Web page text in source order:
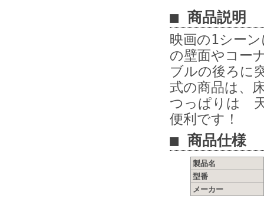
■ 商品説明
映画の1シー
の壁面やコー
ブルの後ろに
式の商品は、
つっぱりは
便利です！
■ 商品仕様
製品名
型番
メーカー